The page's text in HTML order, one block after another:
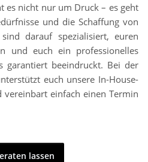
es nicht nur um Druck – es geht
und die Schaffung von
darauf spezialisiert, euren
und euch ein professionelles
garantiert beeindruckt. Bei der
euch unsere In-House-
vereinbart einfach einen Termin
lassen